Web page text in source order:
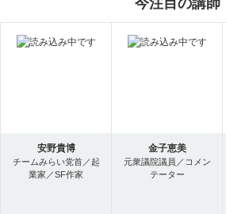
安野貴博
チームみらい党首／起
業家／SF作家
金子恵美
元衆議院議員／コメン
テーター